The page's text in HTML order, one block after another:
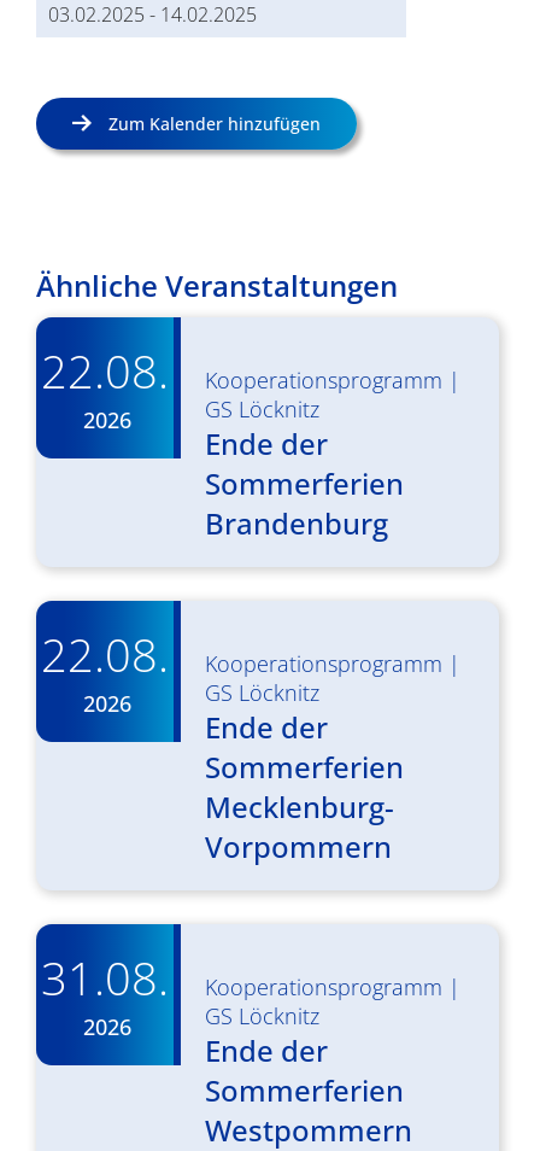
03.02.2025 - 14.02.2025
Zum Kalender hinzufügen
Ähnliche Veranstaltungen
22.08.
2026
Kooperationsprogramm |
GS Löcknitz
Ende der
Sommerferien
Brandenburg
22.08.
2026
Kooperationsprogramm |
GS Löcknitz
Ende der
Sommerferien
Mecklenburg-
Vorpommern
31.08.
2026
Kooperationsprogramm |
GS Löcknitz
Ende der
Sommerferien
Westpommern